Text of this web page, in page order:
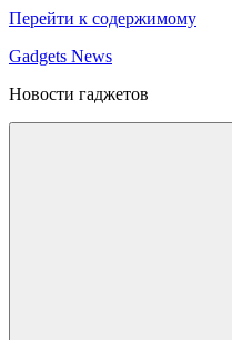
Перейти к содержимому
Gadgets News
Новости гаджетов